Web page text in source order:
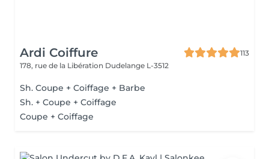
Ardi Coiffure
113
178, rue de la Libération Dudelange L-3512
Sh. Coupe + Coiffage + Barbe
Sh. + Coupe + Coiffage
Coupe + Coiffage